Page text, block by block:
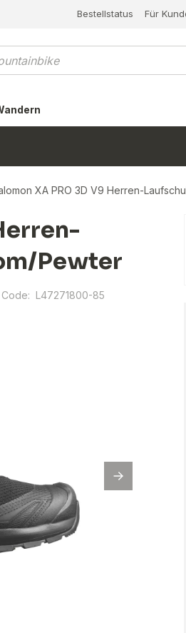
Bestellstatus Für
XA PRO 3D V9 Herren-
Pewter
L47271800-85